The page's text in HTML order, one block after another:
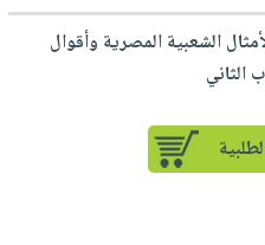
الشعبية المصرية وأقوال
الثاني